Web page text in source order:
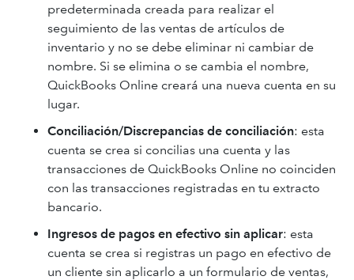
predeterminada creada para realizar el
seguimiento de las ventas de artículos de
inventario y no se debe eliminar ni cambiar de
nombre. Si se elimina o se cambia el nombre,
QuickBooks Online creará una nueva cuenta en su
lugar.
Conciliación/Discrepancias de conciliación: esta
cuenta se crea si concilias una cuenta y las
transacciones de QuickBooks Online no coinciden
con las transacciones registradas en tu extracto
bancario.
Ingresos de pagos en efectivo sin aplicar: esta
cuenta se crea si registras un pago en efectivo de
un cliente sin aplicarlo a un formulario de ventas,